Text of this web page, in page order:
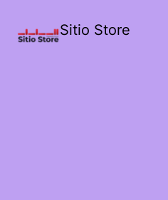
Sitio Store